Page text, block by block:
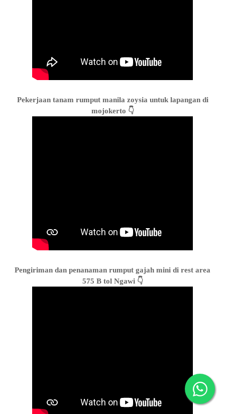
Pekerjaan tanam rumput manila zoysia untuk lapangan di
mojokerto 👇
Pengiriman dan penanaman rumput gajah mini di rest area
575 B tol Ngawi 👇